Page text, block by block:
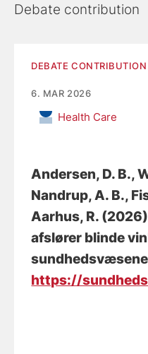
Debate contribution
DEBATE CONTRIBUTION
6. MAR 2026
Health Care
Andersen, D. B.,
Nandrup, A. B.,
Aarhus, R.
afslører blinde
https://